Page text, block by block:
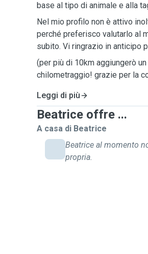
base al tipo di animale e alla
Nel mio profilo non è attivo
perché preferisco valutarlo al
subito. Vi ringrazio in anticipo
(per più di 10km aggiungerò
chilometraggio! grazie per la
Leggi di più
Beatrice offre ...
A casa di Beatrice
Beatrice al momento
propria.